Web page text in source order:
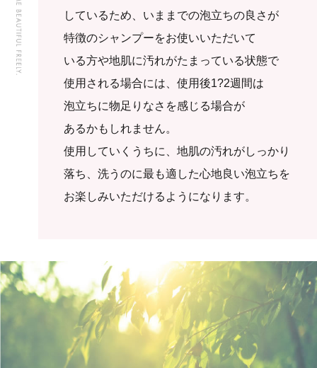
しているため、いままでの泡立ちの良さが
特徴のシャンプーをお使いいただいて
いる方や地肌に汚れがたまっている状態で
使用される場合には、使用後1?2週間は
泡立ちに物足りなさを感じる場合が
あるかもしれません。
使用していくうちに、地肌の汚れがしっかり
落ち、洗うのに最も適した心地良い泡立ちを
お楽しみいただけるようになります。